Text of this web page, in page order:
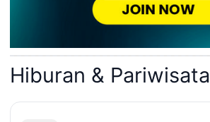
Hiburan & Pariwisata